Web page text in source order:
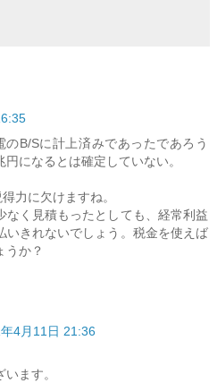
B/Sに計上済みであったであろう
になるとは確定していない。
力に欠けますね。
なく見積もったとしても、経常利益
いきれないでしょう。税金を使えば
うか？
4月11日 21:36
ます。